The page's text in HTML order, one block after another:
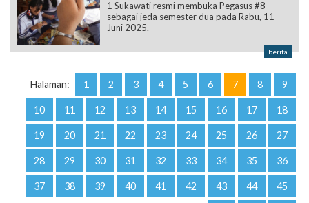
1 Sukawati resmi membuka Pegasus #8
sebagai jeda semester dua pada Rabu, 11
Juni 2025.
berita
Halaman: 1 2 3 4 5 6 7 8 9
10 11 12 13 14 15 16 17 18
19 20 21 22 23 24 25 26 27
28 29 30 31 32 33 34 35 36
37 38 39 40 41 42 43 44 45